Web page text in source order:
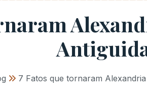
» 7 Fatos que tornaram